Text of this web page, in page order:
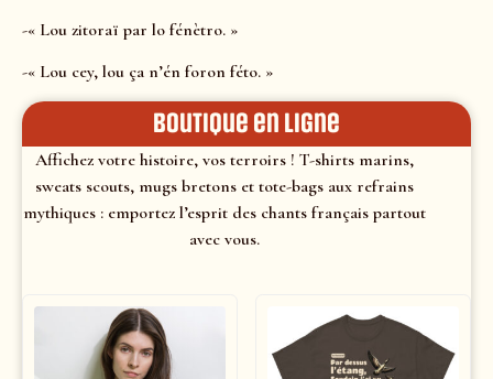
-« Lou zitoraï par lo fénètro. »
-« Lou cey, lou ça n’én foron féto. »
Boutique en ligne
Affichez votre histoire, vos terroirs ! T-shirts marins,
sweats scouts, mugs bretons et tote-bags aux refrains
mythiques : emportez l’esprit des chants français partout
avec vous.